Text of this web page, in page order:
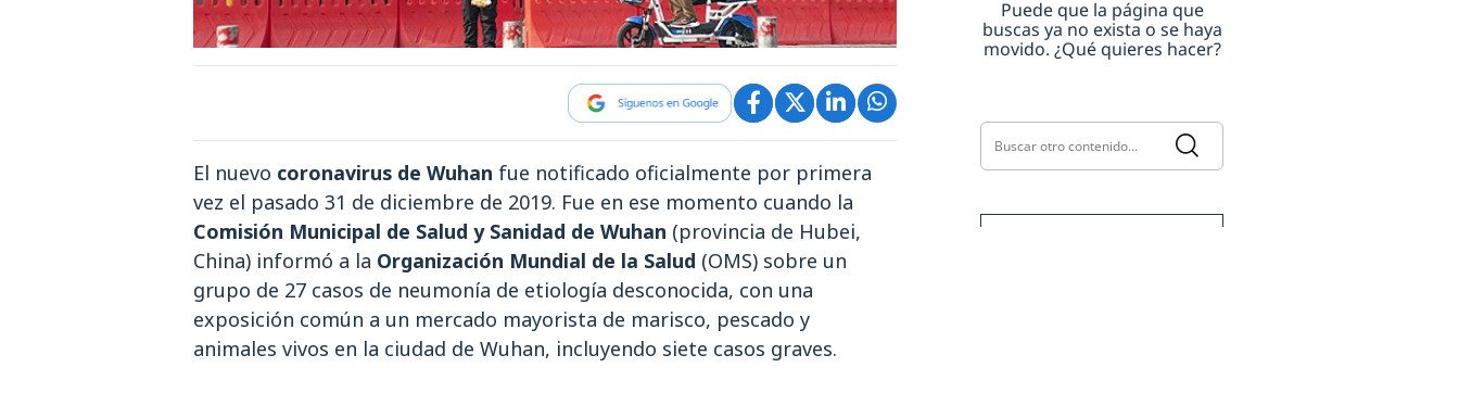
El nuevo coronavirus de Wuhan fue notificado oficialmente por primera
vez el pasado 31 de diciembre de 2019. Fue en ese momento cuando la
Comisión Municipal de Salud y Sanidad de Wuhan (provincia de Hubei,
China) informó a la Organización Mundial de la Salud (OMS) sobre un
grupo de 27 casos de neumonía de etiología desconocida, con una
exposición común a un mercado mayorista de marisco, pescado y
animales vivos en la ciudad de Wuhan, incluyendo siete casos graves.